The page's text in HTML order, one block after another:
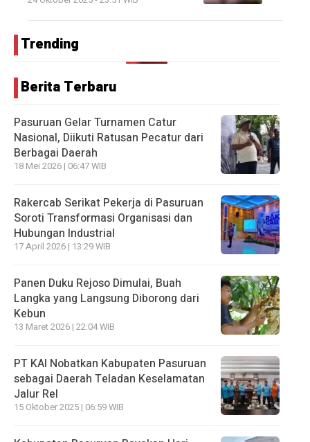
Trending
Berita Terbaru
Pasuruan Gelar Turnamen Catur
Nasional, Diikuti Ratusan Pecatur dari
Berbagai Daerah
18 Mei 2026 | 06:47 WIB
Rakercab Serikat Pekerja di Pasuruan
Soroti Transformasi Organisasi dan
Hubungan Industrial
17 April 2026 | 13:29 WIB
Panen Duku Rejoso Dimulai, Buah
Langka yang Langsung Diborong dari
Kebun
13 Maret 2026 | 22:04 WIB
PT KAI Nobatkan Kabupaten Pasuruan
sebagai Daerah Teladan Keselamatan
Jalur Rel
15 Oktober 2025 | 06:59 WIB